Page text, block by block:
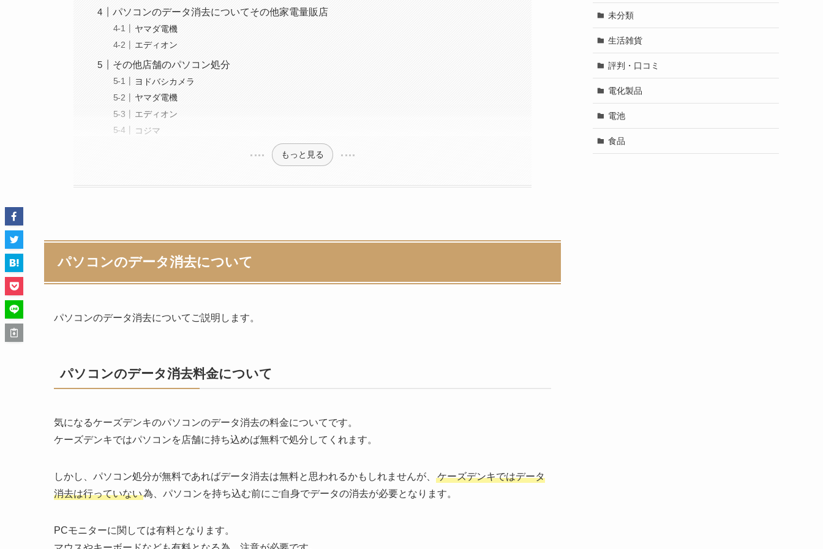
パソコンのデータ消去についてその他家電量販店
ヤマダ電機
エディオン
その他店舗のパソコン処分
ヨドバシカメラ
ヤマダ電機
エディオン
コジマ
もっと見る
パソコンのデータ消去について
パソコンのデータ消去についてご説明します。
パソコンのデータ消去料金について
気になるケーズデンキのパソコンのデータ消去の料金についてです。
ケーズデンキではパソコンを店舗に持ち込めば無料で処分してくれます。
しかし、パソコン処分が無料であればデータ消去は無料と思われるかもしれませんが、
ケーズデンキではデータ
消去は行っていない為、パソコンを持ち込む前にご自身でデータの消去が必要となります。
PCモニターに関しては有料となります。
未分類
生活雑貨
評判・口コミ
電化製品
電池
食品